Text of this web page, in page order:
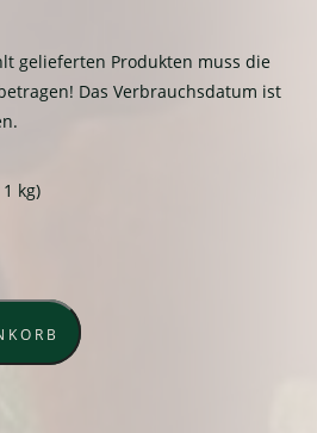
gelieferten Produkten muss die
Das Verbrauchsdatum ist
kg)